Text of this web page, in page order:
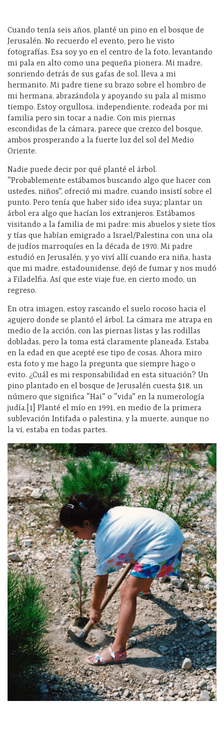
Cuando tenía seis años, planté un pino en el bosque de
Jerusalén. No recuerdo el evento, pero he visto
fotografías. Esa soy yo en el centro de la foto, levantando
mi pala en alto como una pequeña pionera. Mi madre,
sonriendo detrás de sus gafas de sol, lleva a mi
hermanito. Mi padre tiene su brazo sobre el hombro de
mi hermana, abrazándola y apoyando su pala al mismo
tiempo. Estoy orgullosa, independiente, rodeada por mi
familia pero sin tocar a nadie. Con mis piernas
escondidas de la cámara, parece que crezco del bosque,
ambos prosperando a la fuerte luz del sol del Medio
Oriente.
Nadie puede decir por qué planté el árbol.
“Probablemente estábamos buscando algo que hacer con
ustedes, niños”, ofreció mi madre, cuando insistí sobre el
punto. Pero tenía que haber sido idea suya; plantar un
árbol era algo que hacían los extranjeros. Estábamos
visitando a la familia de mi padre: mis abuelos y siete tíos
y tías que habían emigrado a Israel/Palestina con una ola
de judíos marroquíes en la década de 1970. Mi padre
estudió en Jerusalén, y yo viví allí cuando era niña, hasta
que mi madre, estadounidense, dejó de fumar y nos mudó
a Filadelfia. Así que este viaje fue, en cierto modo, un
regreso.
En otra imagen, estoy rascando el suelo rocoso hacia el
agujero donde se plantó el árbol. La cámara me atrapa en
medio de la acción, con las piernas listas y las rodillas
dobladas, pero la toma está claramente planeada. Estaba
en la edad en que acepté ese tipo de cosas. Ahora miro
esta foto y me hago la pregunta que siempre hago o
evito. ¿Cuál es mi responsabilidad en esta situación? Un
pino plantado en el bosque de Jerusalén cuesta $18, un
número que significa “Hai” o “vida” en la numerología
judía.[1] Planté el mío en 1991, en medio de la primera
sublevación Intifada o palestina, y la muerte, aunque no
la vi, estaba en todas partes.